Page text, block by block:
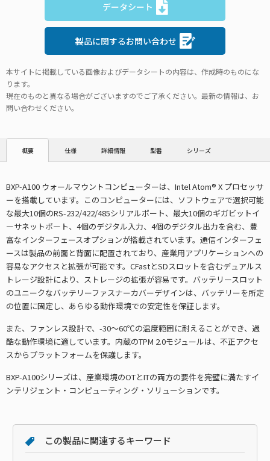
データシート
製品に関するお問い合わせ
本サイトに掲載している画像およびデータシートの内容は、作成時のものにな
ります。
現在のものと異なる場合がございますのでご了承ください。最新の情報は、お
問い合わせください。
概要 仕様 詳細情報 型番 シリーズ
BXP-A100 ウォールマウントコンピューターは、Intel Atom® X プロセッサ
ーを搭載しています。このコンピューターには、ソフトウェアで選択可能
な最大10個のRS-232/422/485シリアルポート、最大10個のギガビットイ
ーサネットポート、4個のデジタル入力、4個のデジタル出力を含む、豊
富なインターフェースオプションが搭載されています。通信インターフェ
ースは製品の前面と背面に配置されており、産業用アプリケーションへの
容易なアクセスと拡張が可能です。CFastとSDスロットを含むデュアルス
トレージ設計により、ストレージの拡張が容易です。バッテリースロット
のユニークなバッテリーファスナーカバーデザインは、バッテリーを所定
の位置に固定し、あらゆる動作環境での安定性を保証します。
また、ファンレス設計で、-30～60℃の温度範囲に耐えることができ、過
酷な動作環境に適しています。内蔵のTPM 2.0モジュールは、不正アクセ
スからプラットフォームを保護します。
BXP-A100シリーズは、産業環境のOTとITの両方の要件を完璧に満たすイ
ンテリジェント・コンピューティング・ソリューションです。
この製品に関連するキーワード